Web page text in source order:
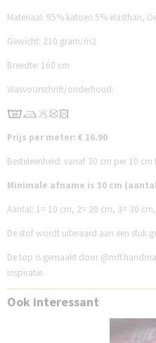
Materiaal: 95% katoen 5% elasthan,
Gewicht: 210 gram/m2
Breedte: 160 cm
Wasvoorschrift/onderhoud:
Prijs per meter: € 16.90
Besteleenheid: vanaf 30 cm per 10 cm
Minimale afname is 30 cm
Aantal: 1= 10 cm, 2= 20 cm, 3= 30 cm,
De stof wordt uiteraard aan een stuk
De top is gemaakt door
inspiratie
Ook interessant